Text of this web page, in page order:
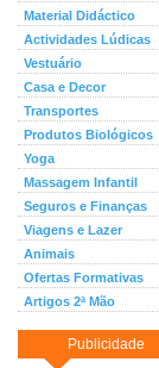
Material Didáctico
Actividades Lúdicas
Vestuário
Casa e Decor
Transportes
Produtos Biológicos
Yoga
Massagem Infantil
Seguros e Finanças
Viagens e Lazer
Animais
Ofertas Formativas
Artigos 2ª Mão
Publicidade